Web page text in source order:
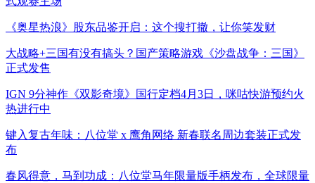
《奥星热浪》股东品鉴开启：这个搜打撤，让你笑发财
大战略+三国有没有搞头？国产策略游戏《沙盘战争：三国》
正式发售
IGN 9分神作《双影奇境》国行定档4月3日，咪咕快游预约火
热进行中
键入复古年味：八位堂 x 鹰角网络 新春联名周边套装正式发
布
春风得意，马到功成：八位堂马年限量版手柄发布，全球限量